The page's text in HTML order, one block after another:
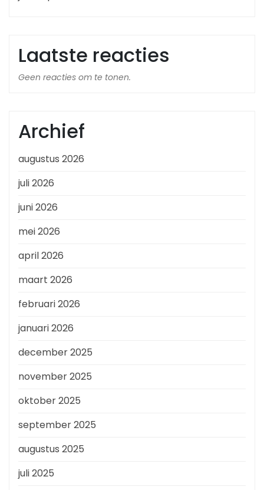
Laatste reacties
Geen reacties om te tonen.
Archief
augustus 2026
juli 2026
juni 2026
mei 2026
april 2026
maart 2026
februari 2026
januari 2026
december 2025
november 2025
oktober 2025
september 2025
augustus 2025
juli 2025